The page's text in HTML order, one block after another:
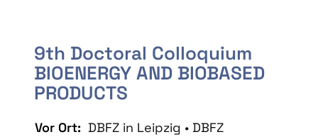
9th Doctoral Colloquium
BIOENERGY AND BIOBASED
PRODUCTS
Vor Ort: DBFZ in Leipzig • DBFZ